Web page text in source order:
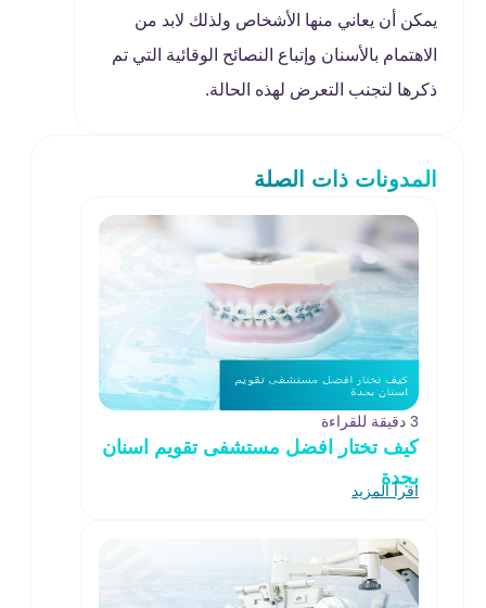
يمكن أن يعاني منها الأشخاص ولذلك لابد من
الاهتمام بالأسنان وإتباع النصائح الوقائية التي تم
ذكرها لتجنب التعرض لهذه الحالة.
المدونات ذات الصلة
3 دقيقة للقراءة
كيف تختار افضل مستشفى تقويم اسنان
بجدة
اقرأ المزيد